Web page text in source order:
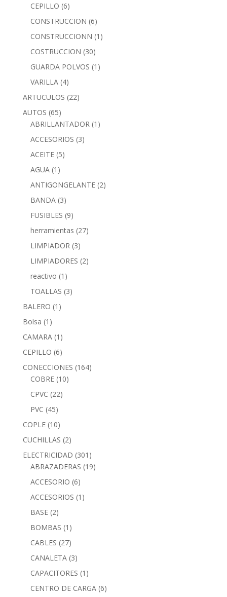
CEPILLO (6)
CONSTRUCCION (6)
CONSTRUCCIONN (1)
COSTRUCCION (30)
GUARDA POLVOS (1)
VARILLA (4)
ARTUCULOS (22)
AUTOS (65)
ABRILLANTADOR (1)
ACCESORIOS (3)
ACEITE (5)
AGUA (1)
ANTIGONGELANTE (2)
BANDA (3)
FUSIBLES (9)
herramientas (27)
LIMPIADOR (3)
LIMPIADORES (2)
reactivo (1)
TOALLAS (3)
BALERO (1)
Bolsa (1)
CAMARA (1)
CEPILLO (6)
CONECCIONES (164)
COBRE (10)
CPVC (22)
PVC (45)
COPLE (10)
CUCHILLAS (2)
ELECTRICIDAD (301)
ABRAZADERAS (19)
ACCESORIO (6)
ACCESORIOS (1)
BASE (2)
BOMBAS (1)
CABLES (27)
CANALETA (3)
CAPACITORES (1)
CENTRO DE CARGA (6)